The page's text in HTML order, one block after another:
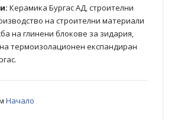
Керамика Бургас АД, строителни
на строителни материали
на глинени блокове за зидария,
термоизолационен експандиран
Начало